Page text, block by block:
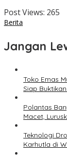
Post Views: 265
Berita
Jangan
Toko Emas
Siap
Polantas
Macet,
Teknologi
Karhutla di